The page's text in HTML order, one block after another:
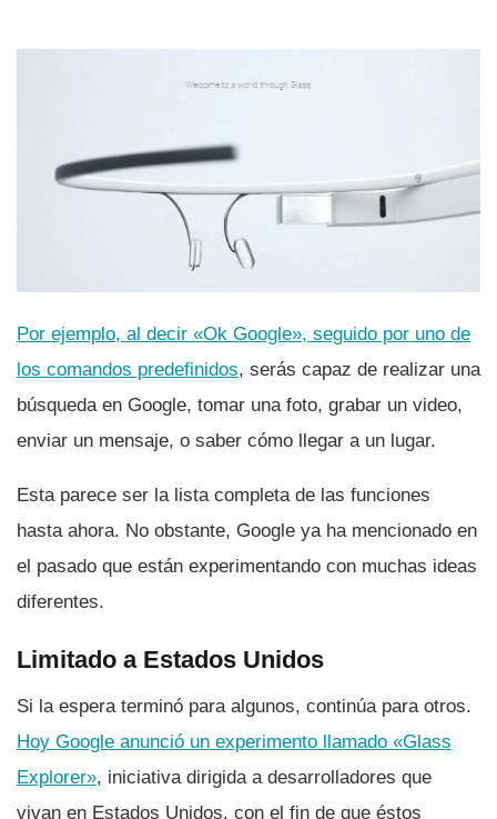
Por ejemplo, al decir «Ok Google», seguido por uno de
los comandos predefinidos, serás capaz de realizar una
búsqueda en Google, tomar una foto, grabar un video,
enviar un mensaje, o saber cómo llegar a un lugar.
Esta parece ser la lista completa de las funciones
hasta ahora. No obstante, Google ya ha mencionado en
el pasado que están experimentando con muchas ideas
diferentes.
Limitado a Estados Unidos
Si la espera terminó para algunos, continúa para otros.
Hoy Google anunció un experimento llamado «Glass
Explorer», iniciativa dirigida a desarrolladores que
vivan en Estados Unidos, con el fin de que éstos